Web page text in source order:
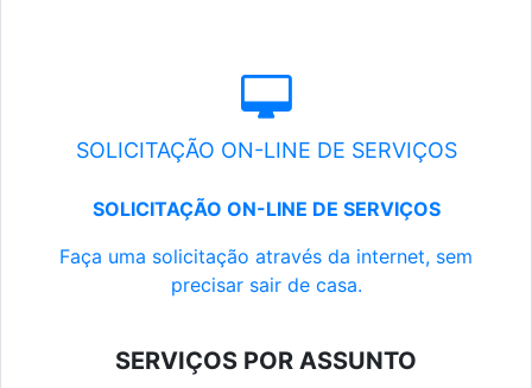
SOLICITAÇÃO ON-LINE DE SERVIÇOS
SOLICITAÇÃO ON-LINE DE SERVIÇOS
Faça uma solicitação através da internet, sem
precisar sair de casa.
SERVIÇOS POR ASSUNTO